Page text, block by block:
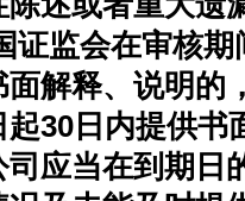
监会在审核期
解释、说明的
30日内提供书
应当在到期日